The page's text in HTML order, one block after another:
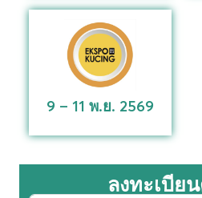
9 – 11 พ.ย. 2569
ลงทะเบีย